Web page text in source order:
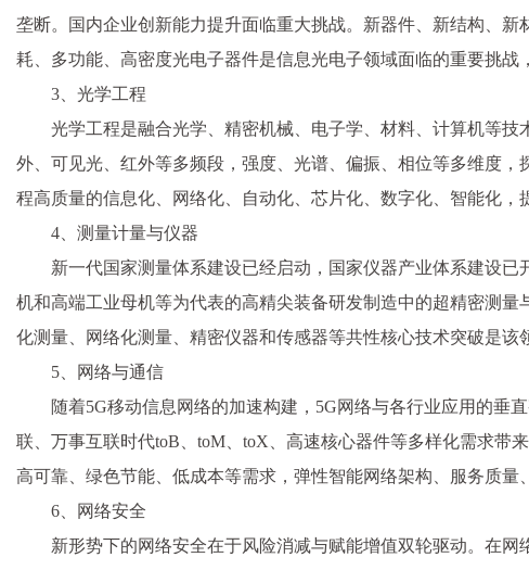
垄断。国内企业创新能力提升面临重大挑战。新器件、新结构、
耗、多功能、高密度光电子器件是信息光电子领域面临的重要挑
3、光学工程
光学工程是融合光学、精密机械、电子学、材料、计算机等
外、可见光、红外等多频段，强度、光谱、偏振、相位等多维度
程高质量的信息化、网络化、自动化、芯片化、数字化、智能化
4、测量计量与仪器
新一代国家测量体系建设已经启动，国家仪器产业体系建设
机和高端工业母机等为代表的高精尖装备研发制造中的超精密测
化测量、网络化测量、精密仪器和传感器等共性核心技术突破是该
5、网络与通信
随着5G移动信息网络的加速构建，5G网络与各行业应用的垂
联、万事互联时代toB、toM、toX、高速核心器件等多样化需求带
高可靠、绿色节能、低成本等需求，弹性智能网络架构、服务质
6、网络安全
新形势下的网络安全在于风险消减与赋能增值双轮驱动。在